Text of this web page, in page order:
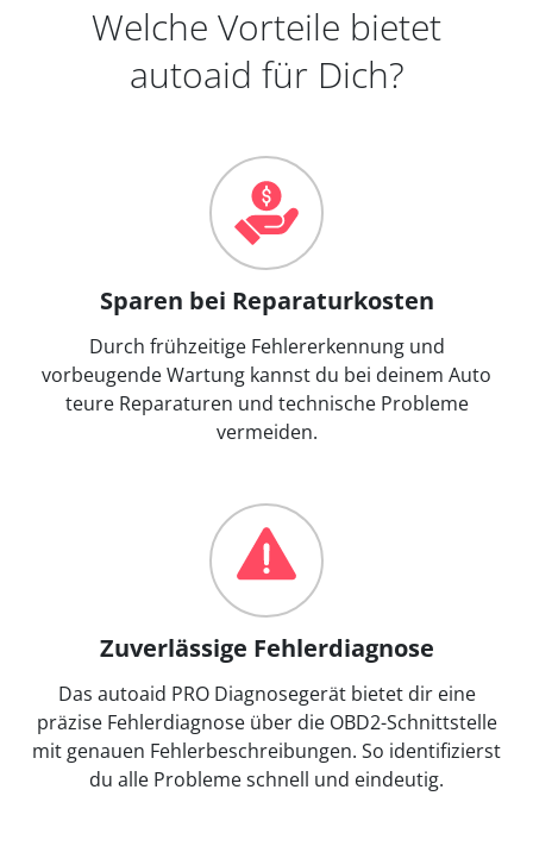
Welche Vorteile bietet
autoaid für Dich?
Sparen bei Reparaturkosten
Durch frühzeitige Fehlererkennung und
vorbeugende Wartung kannst du bei deinem Auto
teure Reparaturen und technische Probleme
vermeiden.
Zuverlässige Fehlerdiagnose
Das autoaid PRO Diagnosegerät bietet dir eine
präzise Fehlerdiagnose über die OBD2-Schnittstelle
mit genauen Fehlerbeschreibungen. So identifizierst
du alle Probleme schnell und eindeutig.